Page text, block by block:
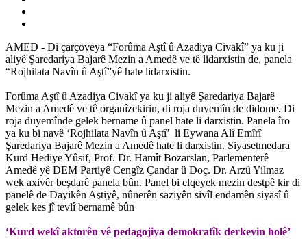
AMED - Di çarçoveya “Forûma Aştî û Azadiya Civakî” ya ku ji
aliyê Şaredariya Bajarê Mezin a Amedê ve tê lidarxistin de, panela
“Rojhilata Navîn û Aştî”yê hate lidarxistin.
Forûma Aştî û Azadiya Civakî ya ku ji aliyê Şaredariya Bajarê
Mezin a Amedê ve tê organîzekirin, di roja duyemîn de didome. Di
roja duyemînde gelek bername û panel hate li darxistin. Panela îro
ya ku bi navê ‘Rojhilata Navîn û Aştî’ li Eywana Alî Emîrî
Şaredariya Bajarê Mezin a Amedê hate li darxistin. Siyasetmedara
Kurd Hediye Yûsif, Prof. Dr. Hamît Bozarslan, Parlementerê
Amedê yê DEM Partiyê Cengîz Çandar û Doç. Dr. Arzû Yilmaz
wek axivêr beşdarê panela bûn. Panel bi elqeyek mezin destpê kir di
panelê de Dayikên Aştiyê, nûnerên saziyên sivîl endamên siyasî û
gelek kes jî tevlî bernamê bûn
‘Kurd wekî aktorên vê pedagojiya demokratîk derkevin holê’